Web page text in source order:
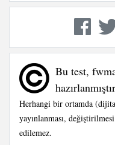
Bu test,
Herhangi bir ortamda
yayınlanması,
edilemez.